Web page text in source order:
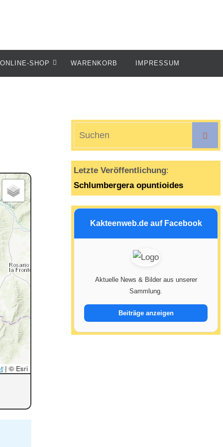
ONLINE-SHOP WARENKORB IMPRESSUM
|© Esri
Letzte Veröffentlichung:
Schlumbergera opuntioides
Kakteenweb.de auf Facebook
Aktuelle News & Bilder aus unserer
Sammlung.
Beiträge anzeigen